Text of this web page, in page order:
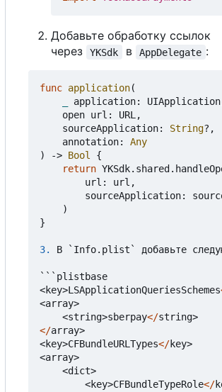
Добавьте обработку ссылок
через
YKSdk в AppDelegate :
func application(
application: UIApplication
open url : URL,
sourceApplication: String?,
annotation:
Any
)
-> Bool
{
return YKSdk. shared .
url : url ,
sourceApplication:
)
}
3. В ` Info. plist ` добавьте
``` plistbase
<key>LSApplicationQueriesSchemes
<array>
<string>sberpay</string>
</array>
<key>CFBundleURLTypes</key>
<array>
<dict>
<key>CFBundleTypeRole</